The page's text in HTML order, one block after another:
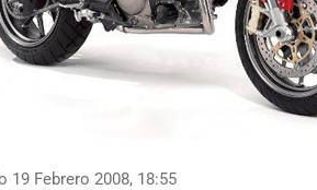
19 Febrero 2008, 18:55